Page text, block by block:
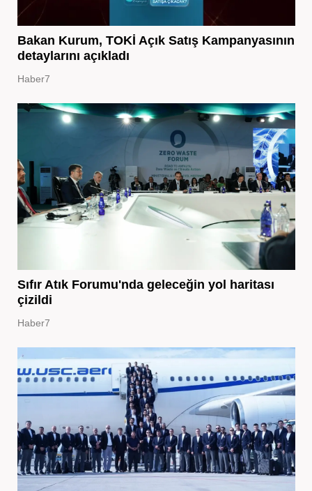
Bakan Kurum, TOKİ Açık Satış Kampanyasının
detaylarını açıkladı
Haber7
Sıfır Atık Forumu'nda geleceğin yol haritası
çizildi
Haber7